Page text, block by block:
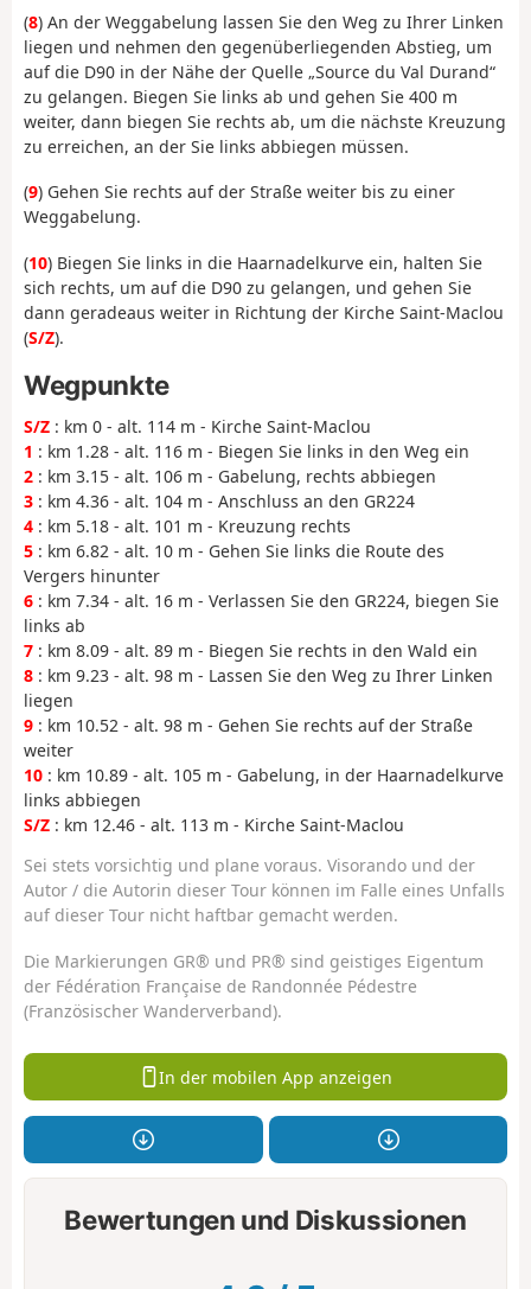
(8) An der Weggabelung lassen Sie den Weg zu Ihrer Linken
liegen und nehmen den gegenüberliegenden Abstieg, um
auf die D90 in der Nähe der Quelle „Source du Val Durand“
zu gelangen. Biegen Sie links ab und gehen Sie 400 m
weiter, dann biegen Sie rechts ab, um die nächste Kreuzung
zu erreichen, an der Sie links abbiegen müssen.
(9) Gehen Sie rechts auf der Straße weiter bis zu einer
Weggabelung.
(10) Biegen Sie links in die Haarnadelkurve ein, halten Sie
sich rechts, um auf die D90 zu gelangen, und gehen Sie
dann geradeaus weiter in Richtung der Kirche Saint-Maclou
(S/Z).
Wegpunkte
S/Z : km 0 - alt. 114 m - Kirche Saint-Maclou
1 : km 1.28 - alt. 116 m - Biegen Sie links in den Weg ein
2 : km 3.15 - alt. 106 m - Gabelung, rechts abbiegen
3 : km 4.36 - alt. 104 m - Anschluss an den GR224
4 : km 5.18 - alt. 101 m - Kreuzung rechts
5 : km 6.82 - alt. 10 m - Gehen Sie links die Route des
Vergers hinunter
6 : km 7.34 - alt. 16 m - Verlassen Sie den GR224, biegen Sie
links ab
7 : km 8.09 - alt. 89 m - Biegen Sie rechts in den Wald ein
8 : km 9.23 - alt. 98 m - Lassen Sie den Weg zu Ihrer Linken
liegen
9 : km 10.52 - alt. 98 m - Gehen Sie rechts auf der Straße
weiter
10 : km 10.89 - alt. 105 m - Gabelung, in der Haarnadelkurve
links abbiegen
S/Z : km 12.46 - alt. 113 m - Kirche Saint-Maclou
Sei stets vorsichtig und plane voraus. Visorando und der
Autor / die Autorin dieser Tour können im Falle eines Unfalls
auf dieser Tour nicht haftbar gemacht werden.
Die Markierungen GR® und PR® sind geistiges Eigentum
der Fédération Française de Randonnée Pédestre
(Französischer Wanderverband).
In der mobilen App anzeigen
Bewertungen und Diskussionen